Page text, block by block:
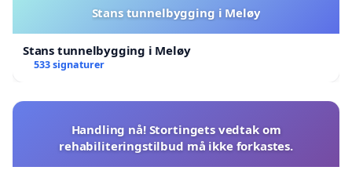
Stans tunnelbygging i Meløy
Stans tunnelbygging i Meløy
533 signaturer
Handling nå! Stortingets vedtak om
rehabiliteringstilbud må ikke forkastes.